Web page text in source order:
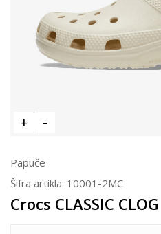
Papuče
Šifra artikla: 10001-2MC
Crocs CLASSIC CLOG